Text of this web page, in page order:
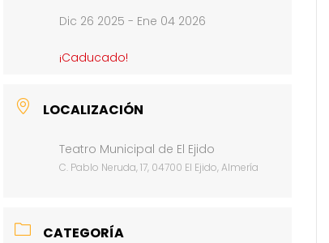
Dic 26 2025 - Ene 04 2026
¡Caducado!
LOCALIZACIÓN
Teatro Municipal de El Ejido
C. Pablo Neruda, 17, 04700 El Ejido, Almería
CATEGORÍA